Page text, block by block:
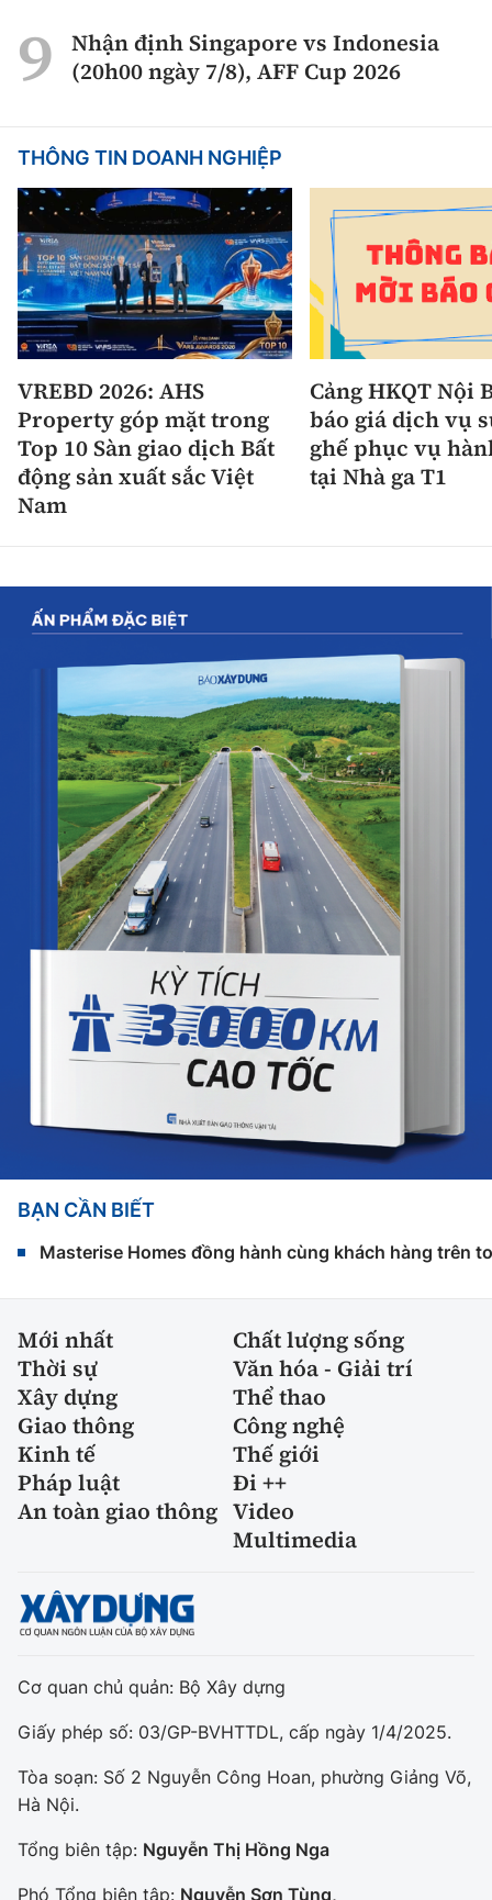
Nhận định Singapore vs Indonesia
(20h00 ngày 7/8), AFF Cup 2026
THÔNG TIN DOANH NGHIỆP
VREBD 2026: AHS
Property góp mặt trong
Top 10 Sàn giao dịch Bất
động sản xuất sắc Việt
Nam
Cảng HKQT Nội
báo giá dịch vụ
ghế phục vụ
tại Nhà ga T1
BẠN CẦN BIẾT
Masterise Homes đồng hành cùng khách hàng trên
Mới nhất
Chất lượng sống
Thời sự
Văn hóa - Giải trí
Xây dựng
Thể thao
Giao thông
Công nghệ
Kinh tế
Thế giới
Pháp luật
Đi ++
An toàn giao thông Video
Multimedia
Cơ quan chủ quản: Bộ Xây dựng
Giấy phép số: 03/GP-BVHTTDL, cấp ngày 1/4/2025.
Tòa soạn: Số 2 Nguyễn Công Hoan, phường Giảng Võ,
Hà Nội.
Tổng biên tập: Nguyễn Thị Hồng Nga
Phó Tổng biên tập: Nguyễn Sơn Tùng,